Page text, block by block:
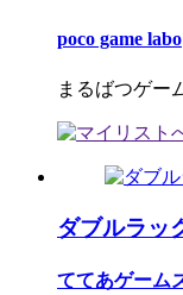
poco game labo
まるばつゲー
ダブルラッ
ててあゲーム